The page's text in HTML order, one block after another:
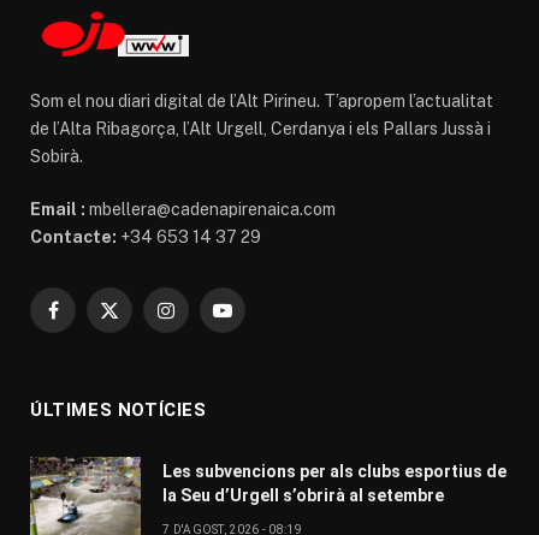
Som el nou diari digital de l’Alt Pirineu. T’apropem l’actualitat
de l’Alta Ribagorça, l’Alt Urgell, Cerdanya i els Pallars Jussà i
Sobirà.
Email : mbellera@cadenapirenaica.com
Contacte: +34 653 14 37 29
Facebook
X
InstagramYouTube
ÚLTIMES NOTÍCIES
Les subvencions per als clubs esportius de
la Seu d’Urgell s’obrirà al setembre
7 D'AGOST, 2026 - 08:19